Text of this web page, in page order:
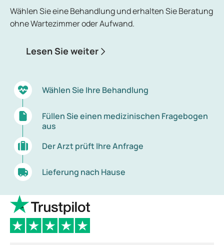
Gegenstände übertragen. Madenwürmer sind
insbesondere bei Kindern hartnäckig, da eine
Infektionen mit Bandwürmern, Spulwürmern und
hoher Hygienestandards und
Lebensmittelsicherheit kaum auf. In warmen,
deutlich erhöht. Diese Wurminfektionen
verursachen meist nur geringe Beschwerden und
werden häufig erst bemerkt, wenn Eier oder
Würmer im Stuhl sichtbar sind.
Wählen Sie eine Behandlung und erhalten Sie Beratung
ohne Wartezimmer oder Aufwand.
Lesen Sie weiter
Wählen Sie Ihre Behandlung
Füllen Sie einen medizinischen Fragebogen
aus
Der Arzt prüft Ihre Anfrage
Lieferung nach Hause